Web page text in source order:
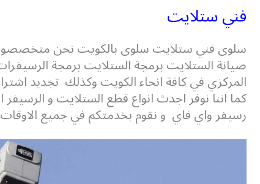
فني ستلايت
سلوى فني ستلايت سلوى بالكويت نحن
صيانة الستلايت برمجة الستلايت برمجة
المركزي في كافة انحاء الكويت وكذلك تجديد
رسيفر واي فاي و نقوم بخدمتكم في جميع الاوقات خدمة